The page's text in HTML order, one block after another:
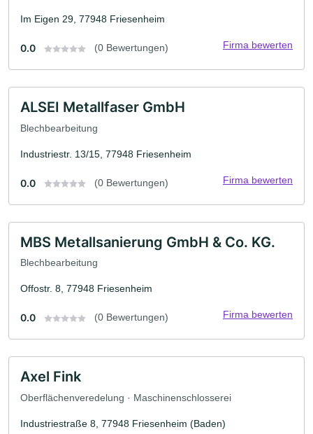
Im Eigen 29, 77948 Friesenheim
0.0 (0 Bewertungen) Firma bewerten
ALSEI Metallfaser GmbH
Blechbearbeitung
Industriestr. 13/15, 77948 Friesenheim
0.0 (0 Bewertungen) Firma bewerten
MBS Metallsanierung GmbH & Co. KG.
Blechbearbeitung
Offostr. 8, 77948 Friesenheim
0.0 (0 Bewertungen) Firma bewerten
Axel Fink
Oberflächenveredelung · Maschinenschlosserei
Industriestraße 8, 77948 Friesenheim (Baden)